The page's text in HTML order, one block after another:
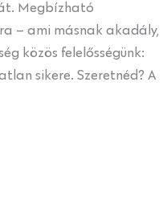
Megbízható
– ami másnak akadály,
közös felelősségünk:
sikere. Szeretnéd? A